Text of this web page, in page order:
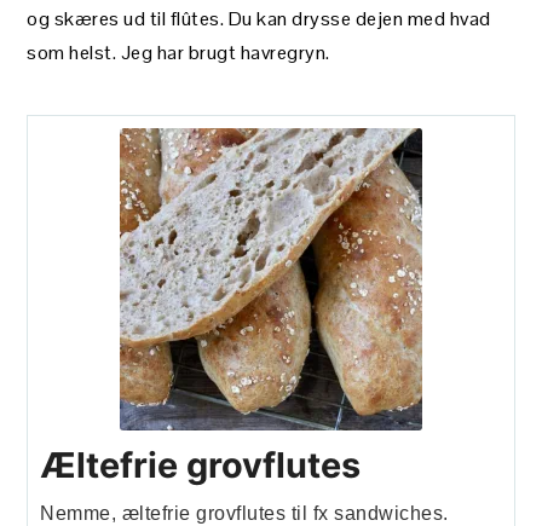
og skæres ud til flûtes. Du kan drysse dejen med hvad
som helst. Jeg har brugt havregryn.
Æltefrie grovflutes
Nemme, æltefrie grovflutes til fx sandwiches.